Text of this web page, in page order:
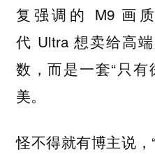
复强调的 M9 画
代 Ultra 想卖给高
数，而是一套“只
美。
怪不得就有博主说